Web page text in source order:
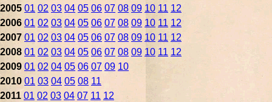
2005 01 02 03 04 05 06 07 08 09 10 11 12
2006 01 02 03 04 05 06 07 08 09 10 11 12
2007 01 02 03 04 05 06 07 08 09 10 11 12
2008 01 02 03 04 05 06 07 08 09 10 11 12
2009 01 02 04 05 06 07 09 10
2010 01 03 04 05 08 11
2011 01 02 03 04 07 11 12